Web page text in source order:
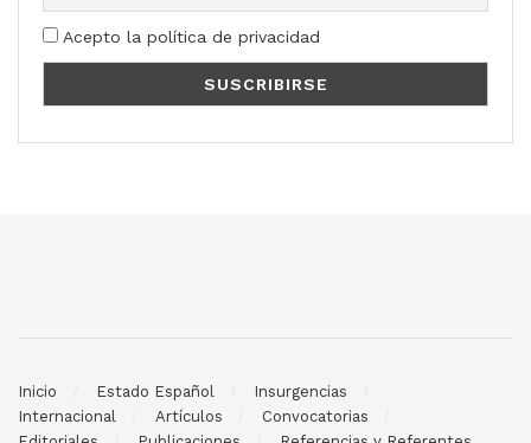
Acepto la política de privacidad
Inicio Estado Español
Insurgencias
Internacional
Artículos
Convocatorias